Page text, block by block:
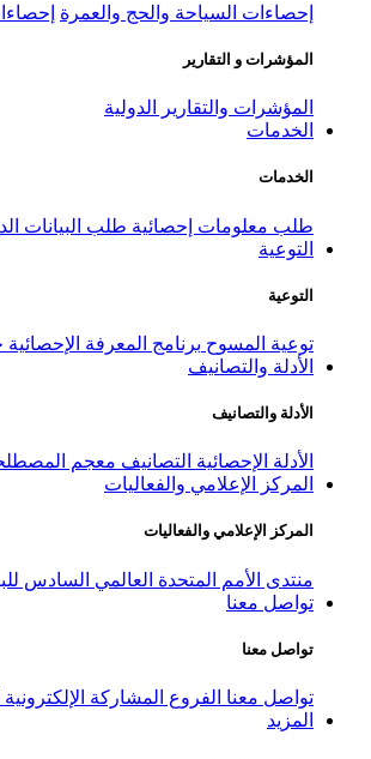
إحصاءات السياحة والحج والعمرة
المؤشرات و التقارير
المؤشرات والتقارير الدولية
الخدمات
الخدمات
طلب معلومات إحصائية طلب البيانات
التوعية
التوعية
توعية المسوح برنامج المعرفة الإحصائية
الأدلة والتصانيف
الأدلة والتصانيف
الأدلة الإحصائية التصانيف معجم
المركز الإعلامي والفعاليات
المركز الإعلامي والفعاليات
منتدى الأمم المتحدة العالمي السادس
تواصل معنا
تواصل معنا
تواصل معنا الفروع المشاركة الإلكترونية
المزيد